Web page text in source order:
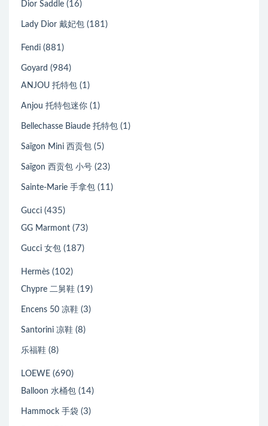
Dior Saddle (16)
Lady Dior 戴妃包 (181)
Fendi (881)
Goyard (984)
ANJOU 托特包 (1)
Anjou 托特包迷你 (1)
Bellechasse Biaude 托特包 (1)
Saïgon Mini 西贡包 (5)
Saïgon 西贡包 小号 (23)
Sainte-Marie 手拿包 (11)
Gucci (435)
GG Marmont (73)
Gucci 女包 (187)
Hermès (102)
Chypre 二舅鞋 (19)
Encens 50 凉鞋 (3)
Santorini 凉鞋 (8)
乐福鞋 (8)
LOEWE (690)
Balloon 水桶包 (14)
Hammock 手袋 (3)